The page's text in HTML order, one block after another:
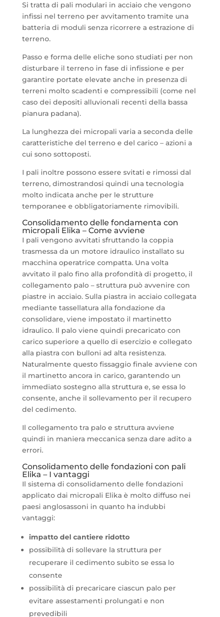
Si tratta di pali modulari in acciaio che vengono
infissi nel terreno per avvitamento tramite una
batteria di moduli senza ricorrere a estrazione di
terreno.
Passo e forma delle eliche sono studiati per non
disturbare il terreno in fase di infissione e per
garantire portate elevate anche in presenza di
terreni molto scadenti e compressibili (come nel
caso dei depositi alluvionali recenti della bassa
pianura padana).
La lunghezza dei micropali varia a seconda delle
caratteristiche del terreno e del carico – azioni a
cui sono sottoposti.
I pali inoltre possono essere svitati e rimossi dal
terreno, dimostrandosi quindi una tecnologia
molto indicata anche per le strutture
temporanee e obbligatoriamente rimovibili.
Consolidamento delle fondamenta con
micropali Elika – Come avviene
I pali vengono avvitati sfruttando la coppia
trasmessa da un motore idraulico installato su
macchina operatrice compatta. Una volta
avvitato il palo fino alla profondità di progetto, il
collegamento palo – struttura può avvenire con
piastre in acciaio. Sulla piastra in acciaio collegata
mediante tassellatura alla fondazione da
consolidare, viene impostato il martinetto
idraulico. Il palo viene quindi precaricato con
carico superiore a quello di esercizio e collegato
alla piastra con bulloni ad alta resistenza.
Naturalmente questo fissaggio finale avviene con
il martinetto ancora in carico, garantendo un
immediato sostegno alla struttura e, se essa lo
consente, anche il sollevamento per il recupero
del cedimento.
Il collegamento tra palo e struttura avviene
quindi in maniera meccanica senza dare adito a
errori.
Consolidamento delle fondazioni con pali
Elika – I vantaggi
Il sistema di consolidamento delle fondazioni
applicato dai micropali Elika è molto diffuso nei
paesi anglosassoni in quanto ha indubbi
vantaggi:
impatto del cantiere ridotto
possibilità di sollevare la struttura per
recuperare il cedimento subito se essa lo
consente
possibilità di precaricare ciascun palo per
evitare assestamenti prolungati e non
prevedibili